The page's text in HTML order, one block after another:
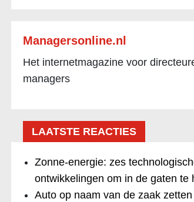
Managersonline.nl
Het internetmagazine voor
managers
LAATSTE REACTIES
Zonne-energie: zes
ontwikkelingen om in de gaten te
Auto op naam van de zaak